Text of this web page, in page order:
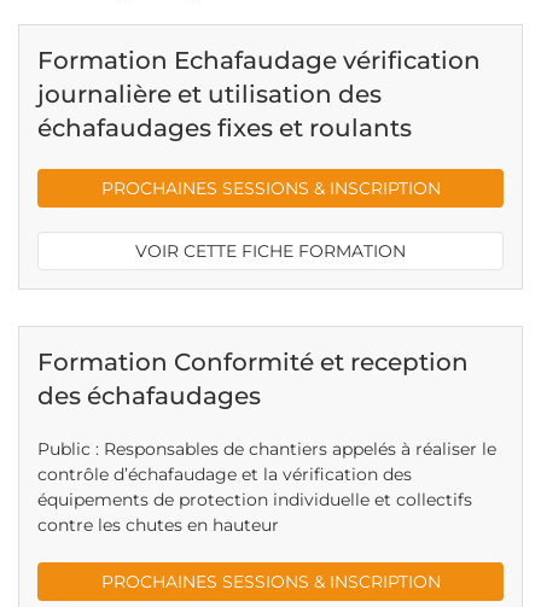
Formation Echafaudage vérification
journalière et utilisation des
échafaudages fixes et roulants
PROCHAINES SESSIONS & INSCRIPTION
VOIR CETTE FICHE FORMATION
Formation Conformité et reception
des échafaudages
Public : Responsables de chantiers appelés à réaliser le
contrôle d’échafaudage et la vérification des
équipements de protection individuelle et collectifs
contre les chutes en hauteur
PROCHAINES SESSIONS & INSCRIPTION